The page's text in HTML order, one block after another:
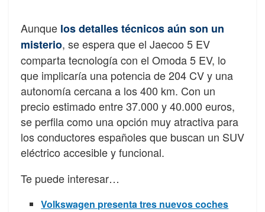
Aunque los detalles técnicos aún son un
misterio, se espera que el Jaecoo 5 EV
comparta tecnología con el Omoda 5 EV, lo
que implicaría una potencia de 204 CV y una
autonomía cercana a los 400 km. Con un
precio estimado entre 37.000 y 40.000 euros,
se perfila como una opción muy atractiva para
los conductores españoles que buscan un SUV
eléctrico accesible y funcional.
Te puede interesar…
Volkswagen presenta tres nuevos coches